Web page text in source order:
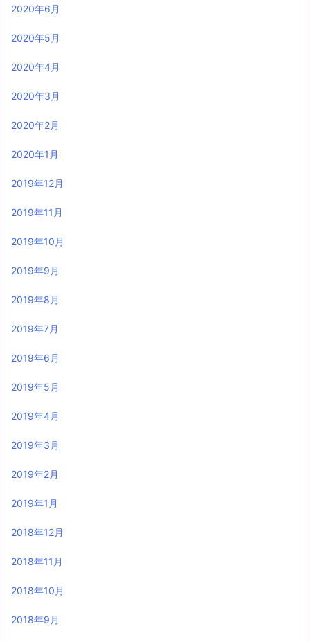
2020年6月
2020年5月
2020年4月
2020年3月
2020年2月
2020年1月
2019年12月
2019年11月
2019年10月
2019年9月
2019年8月
2019年7月
2019年6月
2019年5月
2019年4月
2019年3月
2019年2月
2019年1月
2018年12月
2018年11月
2018年10月
2018年9月